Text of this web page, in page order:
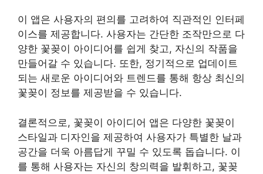
이 앱은 사용자의 편의를 고려하여 직관적인 인터페
이스를 제공합니다. 사용자는 간단한 조작만으로 다
양한 꽃꽂이 아이디어를 쉽게 찾고, 자신의 작품을
만들어갈 수 있습니다. 또한, 정기적으로 업데이트
되는 새로운 아이디어와 트렌드를 통해 항상 최신의
꽃꽂이 정보를 제공받을 수 있습니다.
결론적으로, 꽃꽂이 아이디어 앱은 다양한 꽃꽂이
스타일과 디자인을 제공하여 사용자가 특별한 날과
공간을 더욱 아름답게 꾸밀 수 있도록 돕습니다. 이
를 통해 사용자는 자신의 창의력을 발휘하고, 꽃꽂